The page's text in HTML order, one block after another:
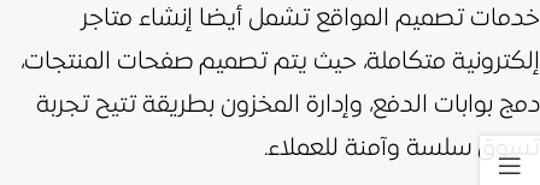
خدمات تصميم المواقع تشمل أيضا إنشاء متاجر
إلكترونية متكاملة، حيث يتم تصميم صفحات المنتجات،
دمج بوابات الدفع، وإدارة المخزون بطريقة تتيح تجربة
تسوق سلسة وآمنة للعملاء.